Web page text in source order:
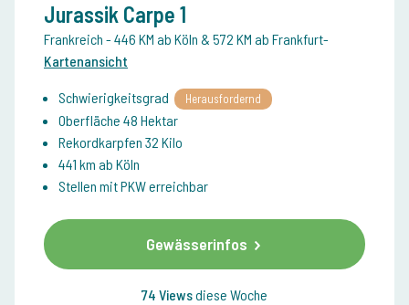
Jurassik Carpe 1
Frankreich - 446 KM ab Köln & 572 KM ab Frankfurt-
Kartenansicht
Schwierigkeitsgrad Herausfordernd
Oberfläche 48 Hektar
Rekordkarpfen 32 Kilo
441 km ab Köln
Stellen mit PKW erreichbar
Gewässerinfos
74 Viewsdiese Woche